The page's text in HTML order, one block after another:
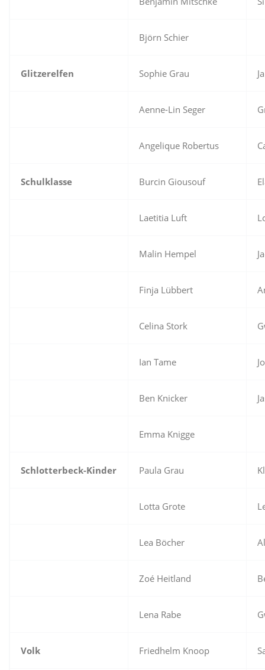
Björn Schier
Glitzerelfen Sophie Grau
Aenne-Lin Seger
Angelique Robertus
Schulklasse Burcin Giousouf
Laetitia Luft
Malin Hempel
Finja Lübbert
Celina Stork
Ian Tame
Ben Knicker
Emma Knigge
Schlotterbeck-Kinder Paula Grau
Lotta Grote
Lea Böcher
Zoé Heitland
Lena Rabe
Volk Friedhelm Knoop